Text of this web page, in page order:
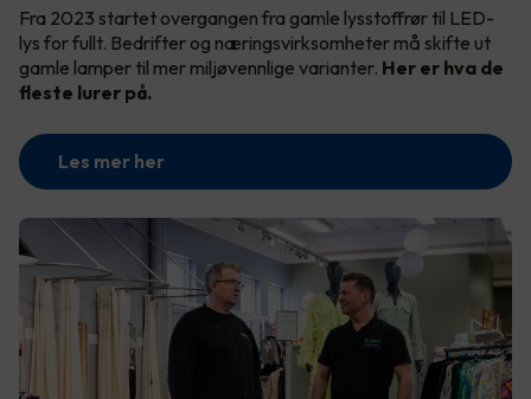
Fra 2023 startet overgangen fra gamle lysstoffrør til LED-
lys for fullt. Bedrifter og næringsvirksomheter må skifte ut
gamle lamper til mer miljøvennlige varianter. Her er hva de
fleste lurer på.
Les mer her